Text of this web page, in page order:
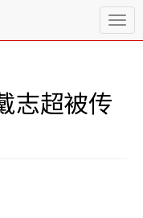
T
o
志超被传